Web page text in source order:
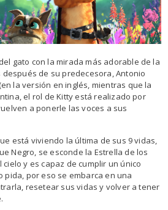
gato con la mirada más adorable de la
de su predecesora, Antonio
la versión en inglés, mientras que la
el rol de Kitty está realizado por
a ponerle las voces a sus
está viviendo la última de sus 9 vidas,
Negro, se esconde la Estrella de los
y es capaz de cumplir un único
pida, por eso se embarca en una
resetear sus vidas y volver a tener